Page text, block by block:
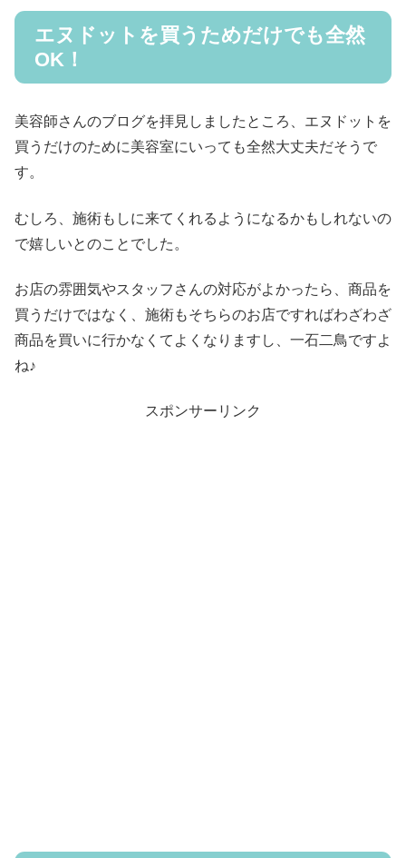
エヌドットを買うためだけでも全然
OK！
美容師さんのブログを拝見しましたところ、エヌドットを
買うだけのために美容室にいっても全然大丈夫だそうで
す。
むしろ、施術もしに来てくれるようになるかもしれないの
で嬉しいとのことでした。
お店の雰囲気やスタッフさんの対応がよかったら、商品を
買うだけではなく、施術もそちらのお店ですればわざわざ
商品を買いに行かなくてよくなりますし、一石二鳥ですよ
ね♪
スポンサーリンク